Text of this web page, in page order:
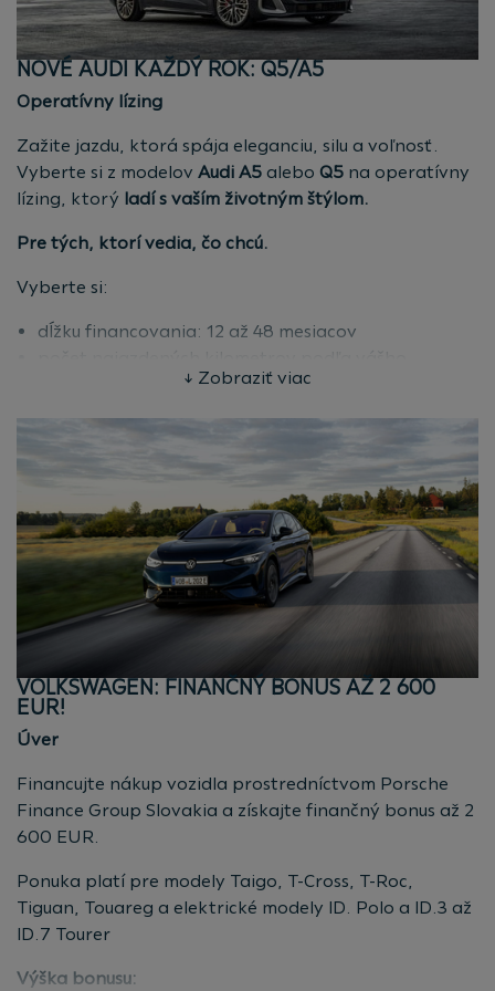
zmluvy – len čistá radosť z jazdy. Vyberte si svoj
ideálny model a vyrazte na cestu s istotou.
Všetko v jednej platbe
Nastavte si počet kilometrov, ktoré ročne plánujete
najazdiť.
Vyberte si svoj ideálny model a vyrazte na cestu s
istotou.
autorizovaného predajcu
NOVÉ AUDI KAŽDÝ ROK: Q5/A5
Operatívny lízing
Zažite jazdu, ktorá spája eleganciu, silu a voľnosť.
Vyberte si z modelov Audi A5 alebo Q5 na operatívny
lízing, ktorý ladí s vaším životným štýlom.
Pre tých, ktorí vedia, čo chcú.
Vyberte si:
dĺžku financovania: 12 až 48 mesiacov
V cene lízingu máte zahrnuté aj:
Povinné zmluvné poistenie (PZP)
Havarijné poistenie
Asistenčné služby Plus – pre vašu bezpečnosť a
pohodlie na cestách
Výhody nášho operatívneho lízingu:
Rýchlosť dodania
Vozidlá sú k dispozícii, stačí si vybrať model
a predajcu.
Jednoduchosť
Žiadne starosti s predajom vozidla po skončení
zmluvy – len čistá radosť z jazdy. Vyberte si svoj
ideálny model a vyrazte na cestu s istotou.
Všetko v jednej platbe
najazdiť.
Jazdite bez starostí. Žite bez kompromisov.
Pre fyzické aj právnické osoby
↓ Zobraziť viac
VOLKSWAGEN: FINANČNÝ BONUS AŽ 2 600
EUR!
Úver
Financujte nákup vozidla prostredníctvom Porsche
Finance Group Slovakia a získajte finančný bonus až 2
600 EUR.
Ponuka platí pre modely Taigo, T-Cross, T-Roc,
Tiguan, Touareg a elektrické modely ID. Polo a ID.3 až
ID.7 Tourer
Výška bonusu: